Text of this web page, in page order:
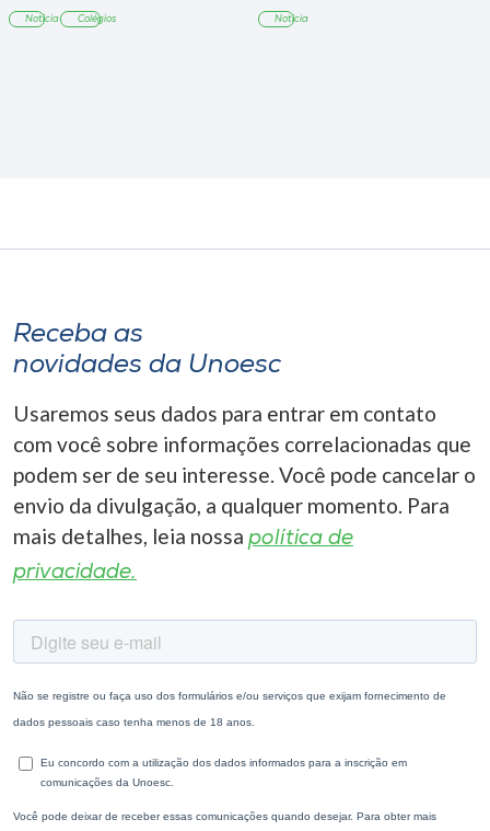
Notícia Colégios Notícia
Receba as
novidades da Unoesc
Usaremos seus dados para entrar em contato
com você sobre informações correlacionadas que
podem ser de seu interesse. Você pode cancelar o
envio da divulgação, a qualquer momento. Para
mais detalhes, leia nossa política de
privacidade.